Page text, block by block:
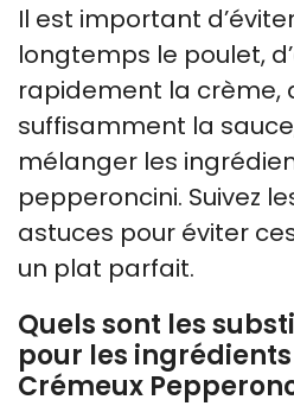
Il est important
longtemps le poulet,
rapidement la crème,
suffisamment la
mélanger les
pepperoncini. Suivez
astuces pour éviter
un plat parfait.
Quels sont les
pour les
Crémeux